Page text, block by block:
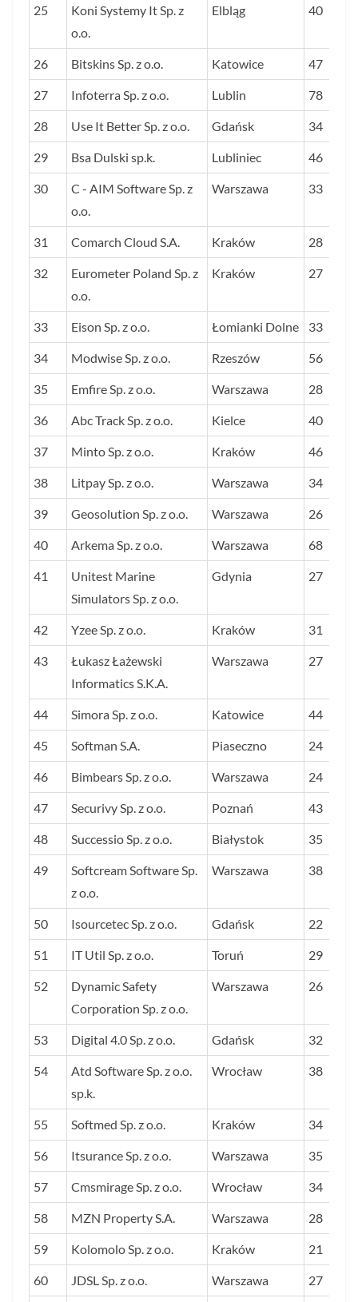
25
Koni Systemy It Sp. z
o.o.
Elbląg 40
26 Bitskins Sp. z o.o. Katowice 47
27 Infoterra Sp. z o.o. Lublin 78
28 Use It Better Sp. z o.o. Gdańsk 34
29 Bsa Dulski sp.k. Lubliniec 46
30
C - AIM Software Sp. z
o.o.
Warszawa 33
31 Comarch Cloud S.A. Kraków 28
32
Eurometer Poland Sp. z
o.o.
Kraków 27
33 Eison Sp. z o.o. Łomianki Dolne 33
34 Modwise Sp. z o.o. Rzeszów 56
35 Emfire Sp. z o.o. Warszawa 28
36 Abc Track Sp. z o.o. Kielce 40
37 Minto Sp. z o.o. Kraków 46
38 Litpay Sp. z o.o. Warszawa 34
39 Geosolution Sp. z o.o. Warszawa 26
40 Arkema Sp. z o.o. Warszawa 68
41
Unitest Marine
Simulators Sp. z o.o.
Gdynia 27
42 Yzee Sp. z o.o. Kraków 31
43
Łukasz Łażewski
Informatics S.K.A.
Warszawa 27
44 Simora Sp. z o.o. Katowice 44
45 Softman S.A. Piaseczno 24
46 Bimbears Sp. z o.o. Warszawa 24
47 Securivy Sp. z o.o. Poznań 43
48 Successio Sp. z o.o. Białystok 35
49
Softcream Software Sp.
z o.o.
Warszawa 38
50 Isourcetec Sp. z o.o. Gdańsk 22
51 IT Util Sp. z o.o. Toruń 29
52
Dynamic Safety
Corporation Sp. z o.o.
Warszawa 26
53 Digital 4.0 Sp. z o.o. Gdańsk 32
54
Atd Software Sp. z o.o.
sp.k.
Wrocław 38
55 Softmed Sp. z o.o. Kraków 34
56 Itsurance Sp. z o.o. Warszawa 35
57 Cmsmirage Sp. z o.o. Wrocław 34
58 MZN Property S.A. Warszawa 28
59 Kolomolo Sp. z o.o. Kraków 21
60 JDSL Sp. z o.o. Warszawa 27